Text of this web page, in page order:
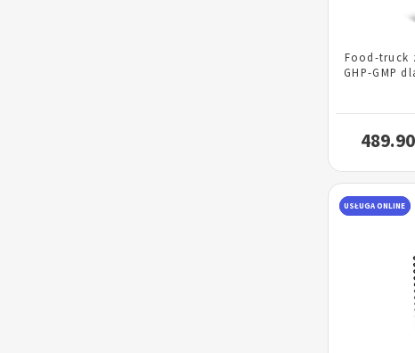
Food-truck
GHP-GMP
489.90
USŁUGA ONLINE